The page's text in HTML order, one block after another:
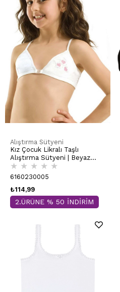
Alıştırma Sütyeni
Kız Çocuk Likralı Taşlı
Alıştırma Sütyeni | Beyaz
K0872
★ ★ ★ ★ ★
6160230005
₺114,99
2.ÜRÜNE % 50 İNDİRİM